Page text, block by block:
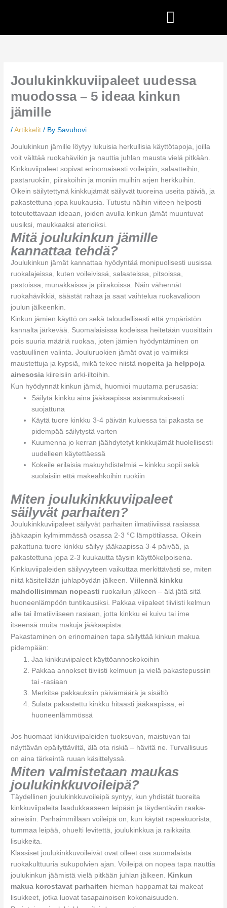
Joulukinkkuviipaleet uudessa
muodossa – 5 ideaa kinkun
jämille
/Artikkelit / BySavuhovi
Joulukinkun jämille löytyy lukuisia herkullisia käyttötapoja, joilla
voit välttää ruokahävikin ja nauttia juhlan mausta vielä pitkään.
Kinkkuviipaleet sopivat erinomaisesti voileipiin, salaatteihin,
pastaruokiin, piirakoihin ja moniin muihin arjen herkkuihin.
Oikein säilytettynä kinkkujämät säilyvät tuoreina useita päiviä, ja
pakastettuna jopa kuukausia. Tutustu näihin viiteen helposti
toteutettavaan ideaan, joiden avulla kinkun jämät muuntuvat
uusiksi, maukkaaksi aterioiksi.
Mitä joulukinkun jämille
kannattaa tehdä?
Joulukinkun jämät kannattaa hyödyntää monipuolisesti uusissa
ruokalajeissa, kuten voileivissä, salaateissa, pitsoissa,
pastoissa, munakkaissa ja piirakoissa. Näin vähennät
ruokahävikkiä, säästät rahaa ja saat vaihtelua ruokavalioon
joulun jälkeenkin.
Kinkun jämien käyttö on sekä taloudellisesti että ympäristön
kannalta järkevää. Suomalaisissa kodeissa heitetään vuosittain
pois suuria määriä ruokaa, joten jämien hyödyntäminen on
vastuullinen valinta. Jouluruokien jämät ovat jo valmiiksi
maustettuja ja kypsiä, mikä tekee niistä nopeita ja helppoja
ainesosia kiireisiin arki-iltoihin.
Kun hyödynnät kinkun jämiä, huomioi muutama perusasia:
Säilytä kinkku aina jääkaapissa asianmukaisesti
suojattuna
Käytä tuore kinkku 3-4 päivän kuluessa tai pakasta se
pidempää säilytystä varten
Kuumenna jo kerran jäähdytetyt kinkkujämät huolellisesti
uudelleen käytettäessä
Kokeile erilaisia makuyhdistelmiä – kinkku sopii sekä
suolaisiin että makeahkoihin ruokiin
Miten joulukinkkuviipaleet
säilyvät parhaiten?
Joulukinkkuviipaleet säilyvät parhaiten ilmatiiviissä rasiassa
jääkaapin kylmimmässä osassa 2-3 °C lämpötilassa. Oikein
pakattuna tuore kinkku säilyy jääkaapissa 3-4 päivää, ja
pakastettuna jopa 2-3 kuukautta täysin käyttökelpoisena.
Kinkkuviipaleiden säilyvyyteen vaikuttaa merkittävästi se, miten
niitä käsitellään juhlapöydän jälkeen.Viilennä kinkku
mahdollisimman nopeasti ruokailun jälkeen – älä jätä sitä
huoneenlämpöön tuntikausiksi. Pakkaa viipaleet tiiviisti kelmun
alle tai ilmatiiviiseen rasiaan, jotta kinkku ei kuivu tai ime
itseensä muita makuja jääkaapista.
Pakastaminen on erinomainen tapa säilyttää kinkun makua
pidempään:
Jaa kinkkuviipaleet käyttöannoskokoihin
Pakkaa annokset tiiviisti kelmuun ja vielä pakastepussiin
tai -rasiaan
Merkitse pakkauksiin päivämäärä ja sisältö
Sulata pakastettu kinkku hitaasti jääkaapissa, ei
huoneenlämmössä
Jos huomaat kinkkuviipaleiden tuoksuvan, maistuvan tai
näyttävän epäilyttäviltä, älä ota riskiä – hävitä ne. Turvallisuus
on aina tärkeintä ruuan käsittelyssä.
Miten valmistetaan maukas
joulukinkkuvoileipä?
Täydellinen joulukinkkuvoileipä syntyy, kun yhdistät tuoreita
kinkkuviipaleita laadukkaaseen leipään ja täydentäviin raaka-
aineisiin. Parhaimmillaan voileipä on, kun käytät rapeakuorista,
tummaa leipää, ohuelti levitettä, joulukinkkua ja raikkaita
lisukkeita.
Klassiset joulukinkkuvoileivät ovat olleet osa suomalaista
ruokakulttuuria sukupolvien ajan. Voileipä on nopea tapa nauttia
joulukinkun jäämistä vielä pitkään juhlan jälkeen. Kinkun
makua korostavat parhaiten hieman happamat tai makeat
lisukkeet, jotka luovat tasapainoisen kokonaisuuden.